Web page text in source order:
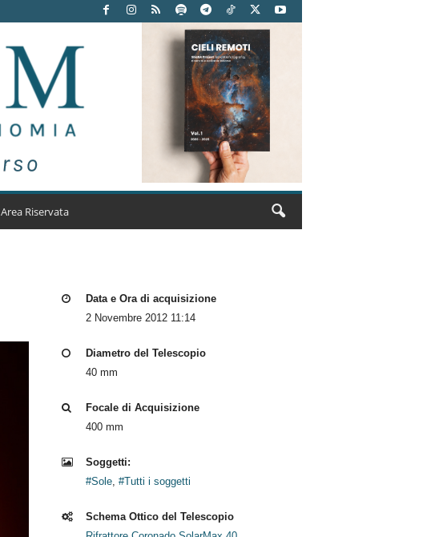
Area Riservata
Data e Ora di acquisizione
2 Novembre 2012 11:14
Diametro del Telescopio
40 mm
Focale di Acquisizione
400 mm
Soggetti:
#Sole, #Tutti i soggetti
Schema Ottico del Telescopio